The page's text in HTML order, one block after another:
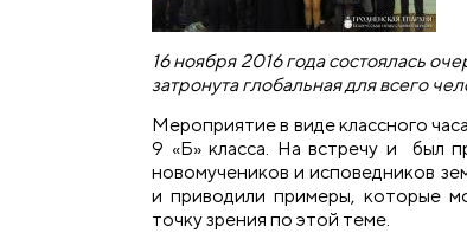
16 ноября 2016 года состоялась
затронута глобальная для всего
Мероприятие в виде классного
9 «Б» класса. На встречу и был
новомучеников и исповедников
и приводили примеры, которые
точку зрения по этой теме.